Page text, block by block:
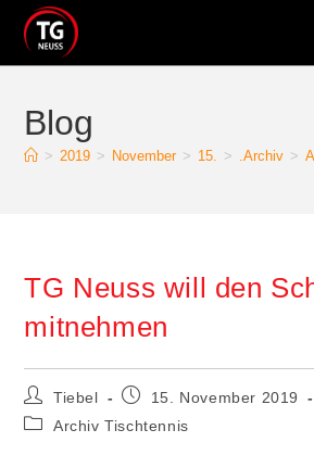
Inhalt
springen
Blog
> 2019 > November > 15. > .Archiv >
TG Neuss will den
mitnehmen
Beitrags-
Autor:
Tiebel
Beitrag15. November 2019
Beitrags-
Archiv Tischtennis